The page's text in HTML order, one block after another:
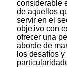
considerable
de aquellos
servir en el
objetivo con
ofrecer una
aborde de
los desafíos y